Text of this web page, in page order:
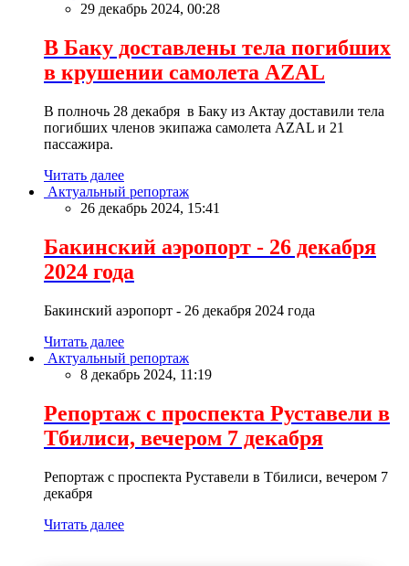
29 декабрь 2024, 00:28
В Баку доставлены тела погибших
в крушении самолета AZAL
В полночь 28 декабря в Баку из Актау доставили тела
погибших членов экипажа самолета AZAL и 21
пассажира.
Читать далее
Актуальный репортаж
26 декабрь 2024, 15:41
Бакинский аэропорт - 26 декабря
2024 года
Бакинский аэропорт - 26 декабря 2024 года
Читать далее
Актуальный репортаж
8 декабрь 2024, 11:19
Репортаж с проспекта Руставели в
Тбилиси, вечером 7 декабря
Репортаж с проспекта Руставели в Тбилиси, вечером 7
декабря
Читать далее